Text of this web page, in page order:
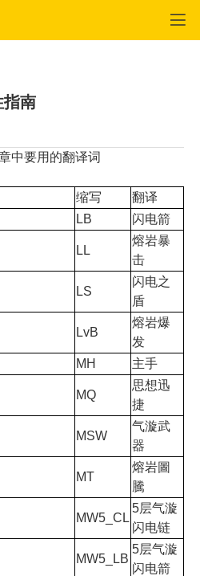
指南
中要用的翻译词
缩写
翻译
LB 闪电箭
LL
熔岩暴
击
LS
闪电之
盾
LvB
熔岩爆
发
MH 主手
MQ
思想迅
捷
MSW
气漩武
器
MT
熔岩圖
騰
MW5_CL
5层气漩
闪电链
MW5_LB
5层气漩
闪电箭